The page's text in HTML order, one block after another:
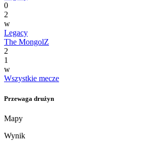
0
2
w
Legacy
The MongolZ
2
1
w
Wszystkie mecze
Przewaga drużyn
Mapy
Wynik